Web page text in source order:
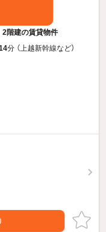
階建の賃貸物件
分 （上越新幹線など）